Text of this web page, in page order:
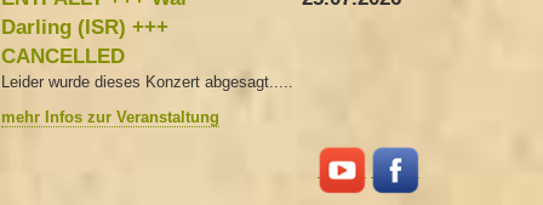
Darling (ISR) +++
CANCELLED
Leider wurde dieses Konzert abgesagt.....
mehr Infos zur Veranstaltung